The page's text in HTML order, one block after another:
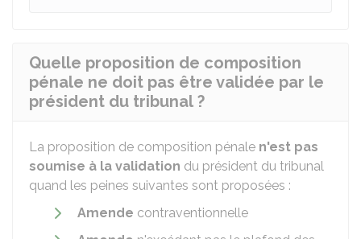
Quelle proposition de composition
pénale ne doit pas être validée par le
président du tribunal ?
La proposition de composition pénale n'est pas
soumise à la validation du président du tribunal
quand les peines suivantes sont proposées :
Amende contraventionnelle